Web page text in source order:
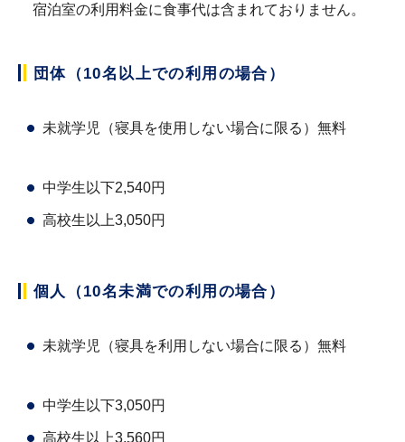
宿泊室の利用料金に食事代は含まれておりません。
団体（10名以上での利用の場合）
未就学児（寝具を使用しない場合に限る）無料
中学生以下2,540円
高校生以上3,050円
個人（10名未満での利用の場合）
未就学児（寝具を利用しない場合に限る）無料
中学生以下3,050円
高校生以上3,560円